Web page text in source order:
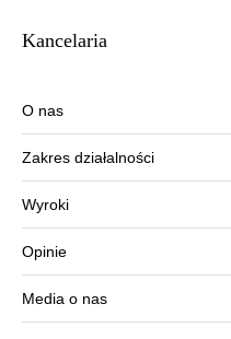
Kancelaria
O nas
Zakres działalności
Wyroki
Opinie
Media o nas